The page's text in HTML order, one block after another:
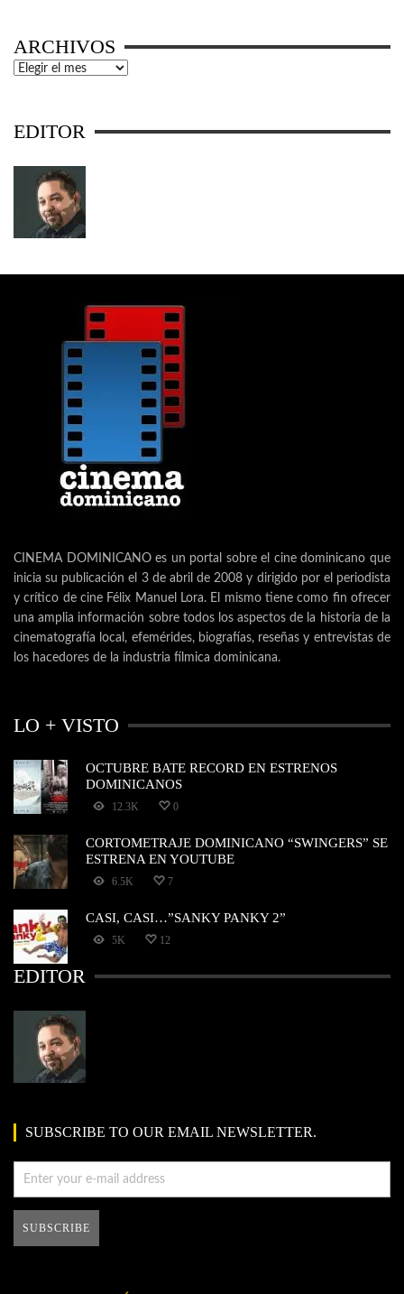
ARCHIVOS
Archivos
EDITOR
CINEMA DOMINICANO es un portal sobre el cine dominicano que
inicia su publicación el 3 de abril de 2008 y dirigido por el periodista
y crítico de cine Félix Manuel Lora. El mismo tiene como fin ofrecer
una amplia información sobre todos los aspectos de la historia de la
cinematografía local, efemérides, biografías, reseñas y entrevistas de
los hacedores de la industria fílmica dominicana.
LO + VISTO
OCTUBRE BATE RECORD EN ESTRENOS
DOMINICANOS
12.3K 0
CORTOMETRAJE DOMINICANO “SWINGERS” SE
ESTRENA EN YOUTUBE
6.5K 7
CASI, CASI…”SANKY PANKY 2”
5K 12
EDITOR
SUBSCRIBE TO OUR EMAIL NEWSLETTER.